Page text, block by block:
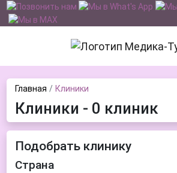
Главная Клиники
Клиники - 0 клиник
Подобрать клинику
Страна